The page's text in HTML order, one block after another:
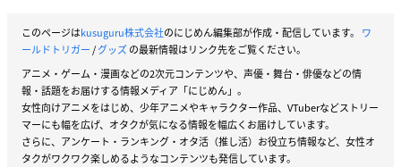
このページはkusuguru株式会社のにじめん編集部が作成・配信しています。 ワ
ールドトリガー/グッズの最新情報はリンク先をご覧ください。
アニメ・ゲーム・漫画などの2次元コンテンツや、声優・舞台・俳優などの情
報・話題をお届けする情報メディア「にじめん」。
女性向けアニメをはじめ、少年アニメやキャラクター作品、VTuberなどストリー
マーにも幅を広げ、オタクが気になる情報を幅広くお届けしています。
さらに、アンケート・ランキング・オタ活（推し活）お役立ち情報など、女性オ
タクがワクワク楽しめるようなコンテンツも発信しています。